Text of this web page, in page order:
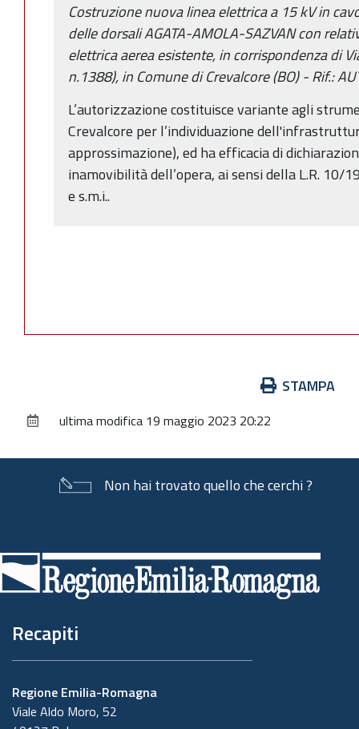
Costruzione nuova linea elettrica a 15 kV in
delle dorsali AGATA-AMOLA-SAZVAN con
elettrica aerea esistente, in corrispondenza di
n.1388), in Comune di Crevalcore (BO) - Rif.:
L’autorizzazione costituisce variante agli
Crevalcore per l’individuazione
approssimazione), ed ha efficacia di
inamovibilità dell’opera, ai sensi della L.R. 10/
e s.m.i..
documento
STAMPA
ultima modifica 19 maggio 2023 20:22
Non hai trovato quello che cerchi ?
di
pagina
Recapiti
Regione Emilia-Romagna
Viale Aldo Moro, 52